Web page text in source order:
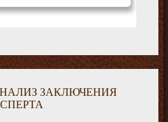
ЗАКЛЮЧЕНИЯ